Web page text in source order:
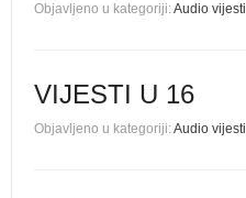
Objavljeno u kategoriji:Audio vijesti
VIJESTI U 16
Objavljeno u kategoriji:Audio vijesti